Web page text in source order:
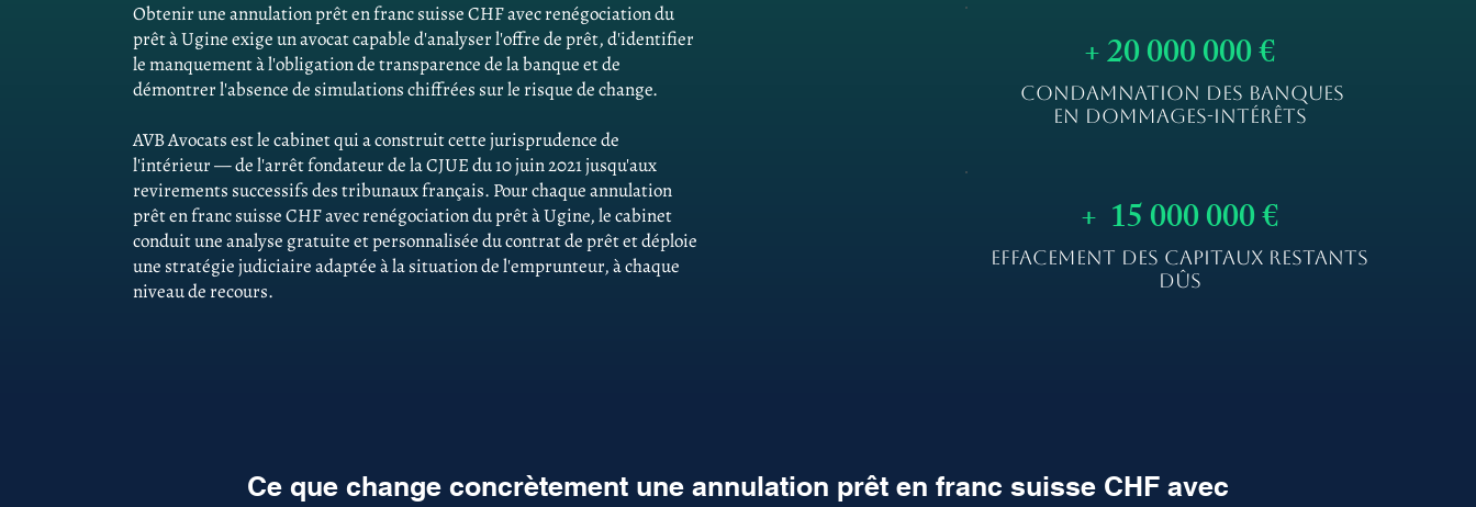
Obtenir une annulation prêt en franc suisse CHF avec renégociation du
prêt à Ugine exige un avocat capable d'analyser l'offre de prêt, d'identifier
le manquement à l'obligation de transparence de la banque et de
démontrer l'absence de simulations chiffrées sur le risque de change.
AVB Avocats est le cabinet qui a construit cette jurisprudence de
l'intérieur — de l'arrêt fondateur de la CJUE du 10 juin 2021 jusqu'aux
revirements successifs des tribunaux français. Pour chaque annulation
prêt en franc suisse CHF avec renégociation du prêt à Ugine, le cabinet
conduit une analyse gratuite et personnalisée du contrat de prêt et déploie
une stratégie judiciaire adaptée à la situation de l'emprunteur, à chaque
niveau de recours.
+ 20 000 000 €
CONDAMNATION DES BANQUES
EN DOMMAGES-INTÉRÊTS
+ 15 000 000 €
EFFACEMENT DES CAPITAUX RESTANTS
DÛS
Ce que change concrètement une annulation prêt en franc suisse CHF avec